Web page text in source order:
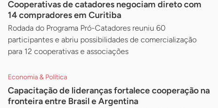
Cooperativas de catadores negociam direto com
14 compradores em Curitiba
Rodada do Programa Pró-Catadores reuniu 60
participantes e abriu possibilidades de comercialização
para 12 cooperativas e associações
Economia & Política
Capacitação de lideranças fortalece cooperação na
fronteira entre Brasil e Argentina